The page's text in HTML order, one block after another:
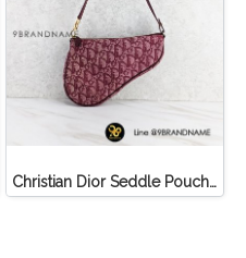
Christian Dior Seddle Pouch Accessory Hand Bag